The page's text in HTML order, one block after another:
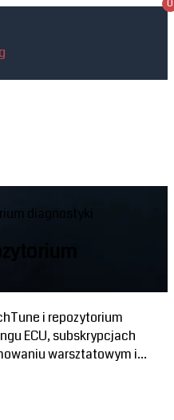
0
diagnostyki
i repozytorium
ECU, subskrypcjach
warsztatowym i...